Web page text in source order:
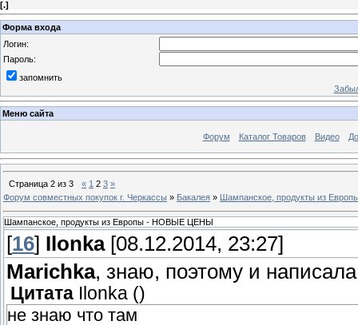
[.]
Форма входа
Логин:
Пароль:
запомнить
Меню сайта
Форум Каталог Товаров Видео
Страница 2 из 3 « 1 2 3 »
Форум совместных покупок г. Черкассы » Бакалея » Шампанское, продукты из
Шампанское, продукты из Европы - НОВЫЕ ЦЕНЫ
[16] Ilonka[08.12.2014, 23:27]
Marichka, знаю, поэтому и написала
Цитата Ilonka ()
не знаю что там